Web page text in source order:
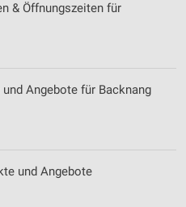
& Öffnungszeiten für
Angebote für Backnang
und Angebote